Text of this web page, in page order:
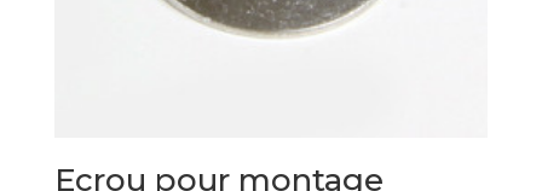
Ecrou pour montage